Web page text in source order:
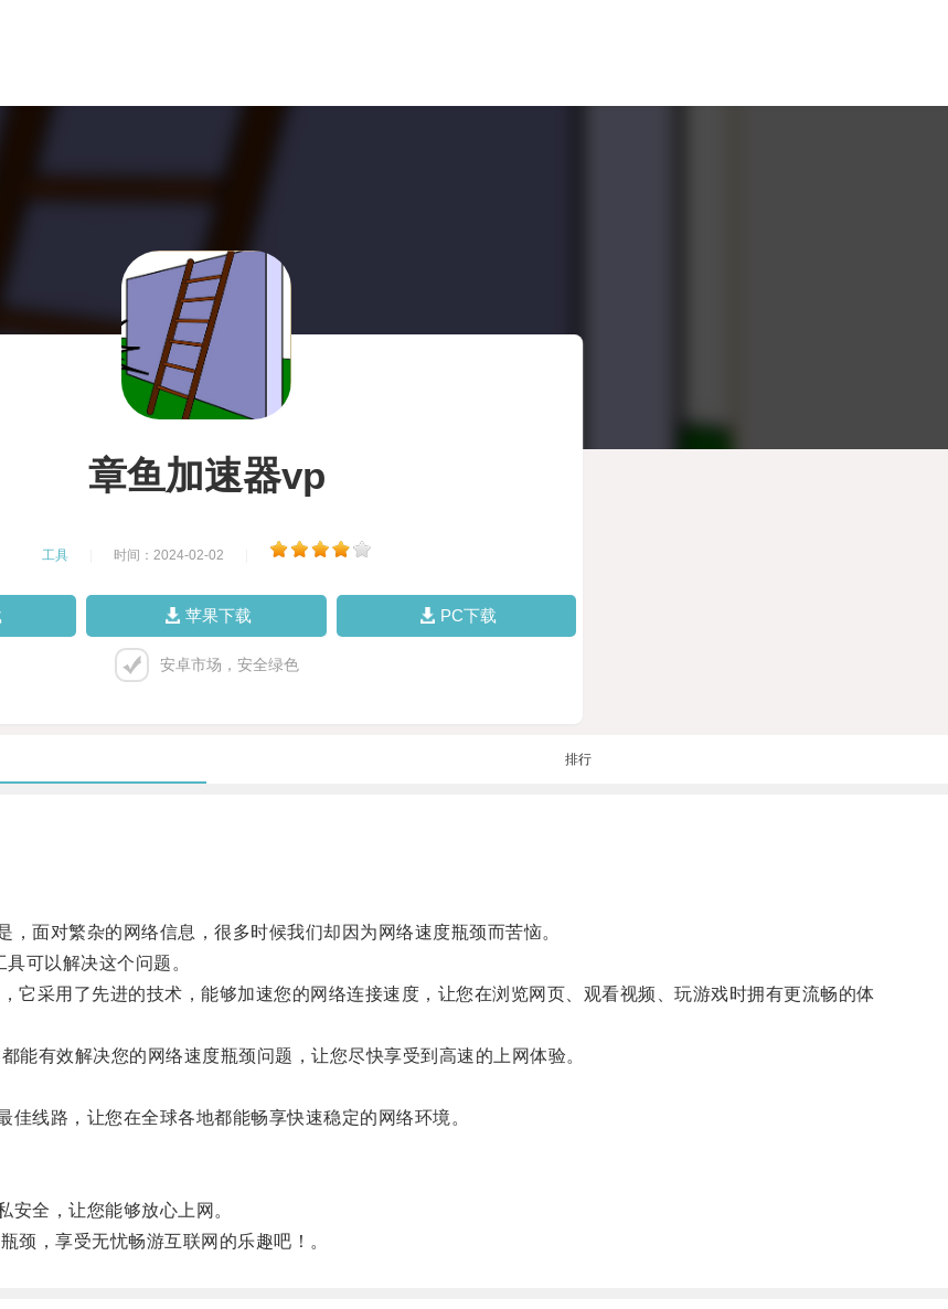
章鱼加速器vp
工具 时间：2024-02-02
苹果下载 PC下载
安卓市场，安全绿色
排行
对繁杂的网络信息，很多时候我们却因为网络速度瓶颈而苦恼。
可以解决这个问题。
采用了先进的技术，能够加速您的网络连接速度，让您在浏览网页、观看视频、玩游戏时拥有更流畅的体
有效解决您的网络速度瓶颈问题，让您尽快享受到高速的上网体验。
线路，让您在全球各地都能畅享快速稳定的网络环境。
全，让您能够放心上网。
，享受无忧畅游互联网的乐趣吧！。